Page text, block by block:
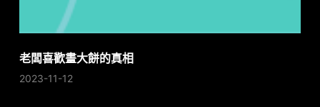
老闆喜歡畫大餅的真相
2023-11-12